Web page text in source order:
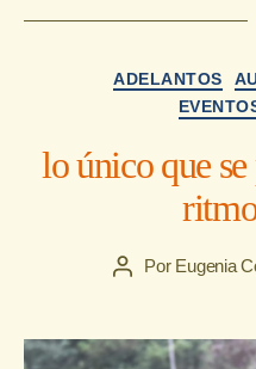
ADELANTOS
lo único que
Autor
entrada
Por Eugenia